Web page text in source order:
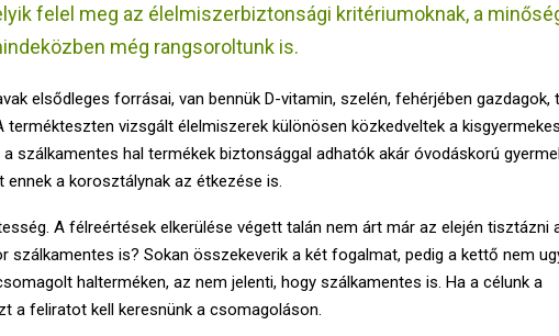
felel meg az élelmiszerbiztonsági kritériumoknak, a
még rangsoroltunk is.
elsődleges forrásai, van bennük D-vitamin, szelén, fehérjében gazdagok,
termékteszten vizsgált élelmiszerek különösen közkedveltek a kisgyermekes
szálkamentes hal termékek biztonsággal adhatók akár óvodáskorú
a korosztálynak az étkezése is.
A félreértések elkerülése végett talán nem árt már az elején tisztázni
szálkamentes is? Sokan összekeverik a két fogalmat, pedig a kettő nem
halterméken, az nem jelenti, hogy szálkamentes is. Ha a célunk a
a feliratot kell keresnünk a csomagoláson.